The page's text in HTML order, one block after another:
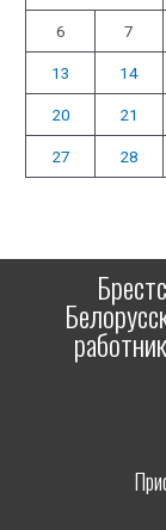
6 7
13 14
20 21
27 28